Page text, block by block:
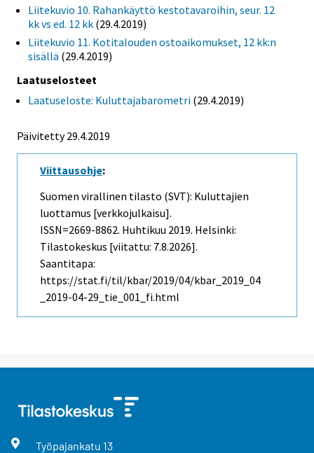
Liitekuvio 10. Rahankäyttö kestotavaroihin, seur. 12
kk vs ed. 12 kk (29.4.2019)
Liitekuvio 11. Kotitalouden ostoaikomukset, 12 kk:n
sisällä (29.4.2019)
Laatuselosteet
Laatuseloste: Kuluttajabarometri (29.4.2019)
Päivitetty 29.4.2019
Viittausohje:
Suomen virallinen tilasto (SVT): Kuluttajien
luottamus [verkkojulkaisu].
ISSN=2669-8862. Huhtikuu 2019. Helsinki:
Tilastokeskus [viitattu: 7.8.2026].
Saantitapa:
https://stat.fi/til/kbar/2019/04/kbar_2019_04
_2019-04-29_tie_001_fi.html
Työpajankatu 13